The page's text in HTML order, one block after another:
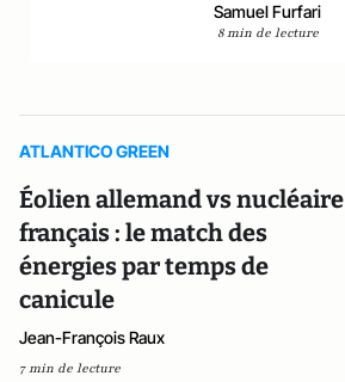
Samuel Furfari
8 min de lecture
ATLANTICO GREEN
Éolien allemand vs nucléaire
français : le match des
énergies par temps de
canicule
Jean-François Raux
7 min de lecture